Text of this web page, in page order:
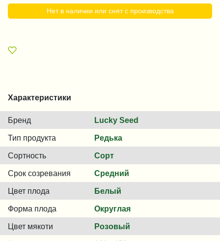
Нет в наличии или снят с производства
Характеристики
Бренд Lucky Seed
Тип продукта Редька
Сортность Сорт
Срок созревания Средний
Цвет плода Белый
Форма плода Округлая
Цвет мякоти Розовый